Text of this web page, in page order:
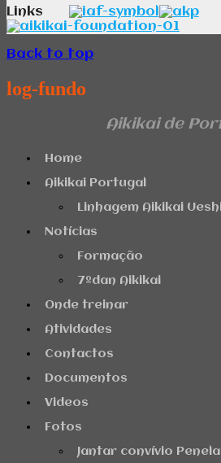
Links
Back to top
log-fundo
Aikikai de
Home
Aikikai Portugal
Linhagem Aikikai
Notícias
Formação
7ºdan Aikikai
Onde treinar
Atividades
Contactos
Documentos
Videos
Fotos
Jantar convívio